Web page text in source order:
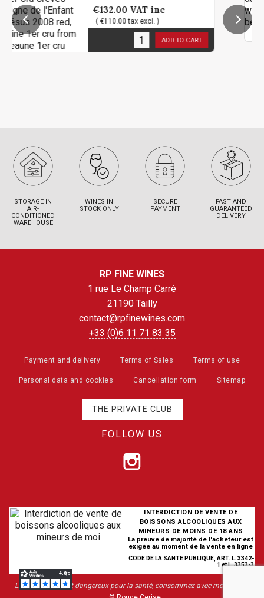
€132.00 VAT inc
( €110.00 tax excl. )
3in stock ADD TO CART
STORAGE IN
AIR-
CONDITIONED
WAREHOUSE
WINES IN
STOCK ONLY
SECURE
PAYMENT
FAST AND
GUARANTEED
DELIVERY
RP FINE WINES
1 rue Le Champ Carré
21190 Tailly
contact@rpfinewines.com
+33 (0)6 11 71 83 35
Payment and delivery Terms of Sales Terms of use
Personal data and cookies Cancellation form Sitemap
THE PRIVATE CLUB
FOLLOW US
INTERDICTION DE VENTE DE
BOISSONS ALCOOLIQUES AUX
MINEURS DE MOINS DE 18 ANS
La preuve de majorité de l'acheteur est
exigée au moment de la vente en ligne
CODE DE LA SANTE PUBLIQUE, ART. L. 3342-
1 et L. 3353-3
L’abus d’alcool est dangereux pour la santé, consommez avec modération